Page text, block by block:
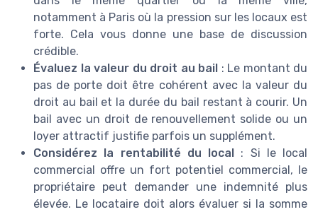
notamment à Paris où la pression sur les locaux est
forte. Cela vous donne une base de discussion
crédible.
Évaluez la valeur du droit au bail : Le montant du
pas de porte doit être cohérent avec la valeur du
droit au bail et la durée du bail restant à courir. Un
bail avec un droit de renouvellement solide ou un
loyer attractif justifie parfois un supplément.
Considérez la rentabilité du local
: Si le local
commercial offre un fort potentiel commercial, le
propriétaire peut demander une indemnité plus
élevée. Le locataire doit alors évaluer si la somme